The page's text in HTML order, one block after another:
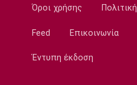
προετοιμασμένες»
Ηλιόπουλος σε Πήλιο:
Όροι χρήσης
Feed Επικοινωνία
Έντυπη έκδοση